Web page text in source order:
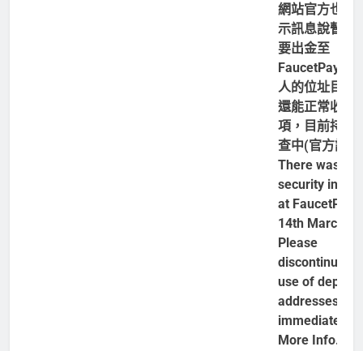
網站官方也有
示訊息說暫時
要出金至
FaucetPay，
人的位址目前
還能正常收到
項，目前持續
查中(官方訊
There was a
security
at FaucetPay
14th March.
Please
discontinue
use of deposit
addresses
immediately!
More Info.)